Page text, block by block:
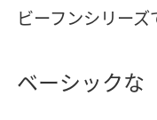
ビーフンシリーズ
ベーシックな